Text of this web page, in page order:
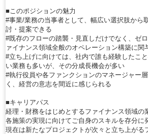
■このポジションの魅力
#事業/業務の当事者として、幅広い選択肢から
討・提案できる
#既存のフローの踏襲・見直しだけでなく、ゼ
ァイナンス領域全般のオペレーション構築に関
#立ち上げに向けては、社内で誰も経験したこ
い業務も多いが、その分成長機会が多い
#執行役員や各ファンクションのマネージャー
く、経営の意志を間近に感じられる
■キャリアパス
経理・財務をはじめとするファイナンス領域の
各施策の実現に向けてご自身のスキルを存分に
現在は新たなプロジェクトが次々と立ち上がる